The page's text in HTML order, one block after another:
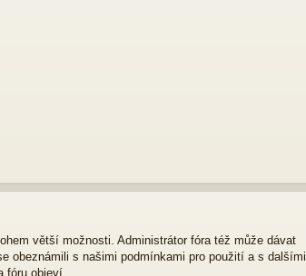
větší možnosti. Administrátor fóra též může dávat
obeznámili s našimi podmínkami pro použití a s dalšími
fóru objeví.